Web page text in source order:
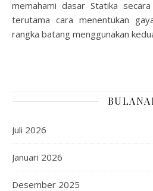
memahami dasar Statika
terutama cara menentukan
rangka batang menggunakan
Juli 2026
Januari 2026
Desember 2025